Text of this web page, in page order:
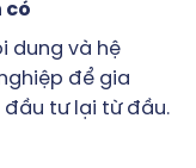
có
dung và hệ
để gia
tư lại từ đầu.